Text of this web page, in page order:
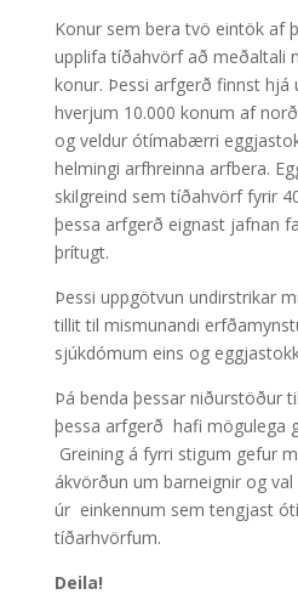
Konur sem bera tvö eintök af
upplifa tíðahvörf að meðaltali
konur. Þessi arfgerð finnst hjá
hverjum 10.000 konum af
og veldur ótímabærri
helmingi arfhreinna arfbera.
skilgreind sem tíðahvörf fyrir
þessa arfgerð eignast jafnan
þrítugt.
Þessi uppgötvun undirstrikar
tillit til mismunandi
sjúkdómum eins og
Þá benda þessar niðurstöður
þessa arfgerð hafi mögulega
Greining á fyrri stigum gefur
ákvörðun um barneignir og
úr einkennum sem tengjast
tíðarhvörfum.
Deila!